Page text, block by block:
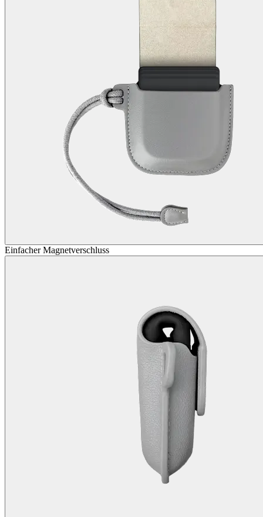
Einfacher Magnetverschluss